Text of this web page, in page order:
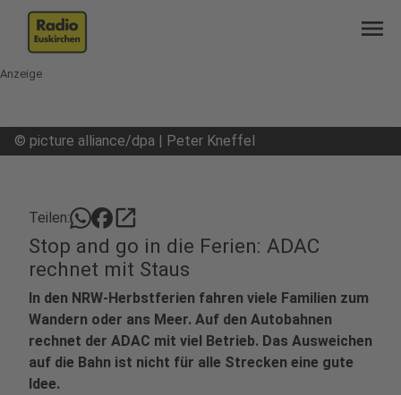
menu
Anzeige
© picture alliance/dpa | Peter Kneffel
Teilen: open_in_new
Stop and go in die Ferien: ADAC
rechnet mit Staus
In den NRW-Herbstferien fahren viele Familien zum
Wandern oder ans Meer. Auf den Autobahnen
rechnet der ADAC mit viel Betrieb. Das Ausweichen
auf die Bahn ist nicht für alle Strecken eine gute
Idee.